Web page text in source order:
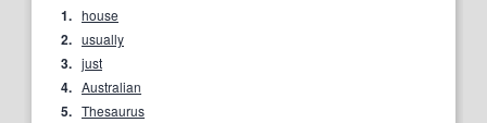
1. house
2. usually
3. just
4. Australian
5. Thesaurus